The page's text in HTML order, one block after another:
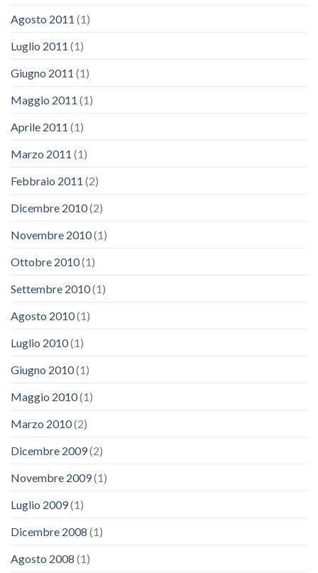
Agosto 2011 (1)
Luglio 2011 (1)
Giugno 2011 (1)
Maggio 2011 (1)
Aprile 2011 (1)
Marzo 2011 (1)
Febbraio 2011 (2)
Dicembre 2010(2)
Novembre 2010(1)
Ottobre 2010(1)
Settembre 2010(1)
Agosto 2010(1)
Luglio 2010(1)
Giugno 2010(1)
Maggio 2010(1)
Marzo 2010(2)
Dicembre 2009(2)
Novembre 2009(1)
Luglio 2009(1)
Dicembre 2008 (1)
Agosto 2008 (1)